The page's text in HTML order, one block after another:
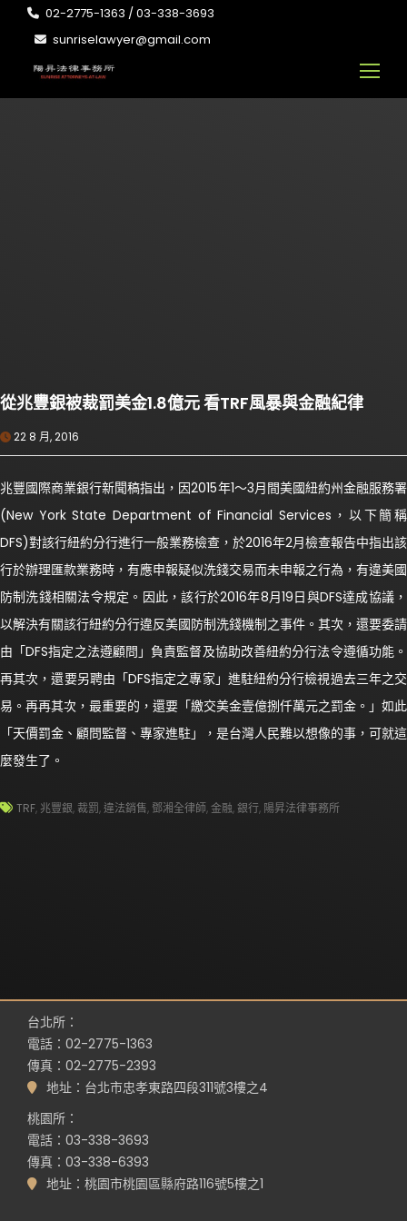
02-2775-1363 / 03-338-3693
sunriselawyer@gmail.com
從兆豐銀被裁罰美金1.8億元 看TRF風暴與金融紀律
22 8 月, 2016
兆豐國際商業銀行新聞稿指出，因2015年1～3月間美國紐約州金融服務署
(New York State Department of Financial Services，以下簡稱
DFS)對該行紐約分行進行一般業務檢查，於2016年2月檢查報告中指出該
行於辦理匯款業務時，有應申報疑似洗錢交易而未申報之行為，有違美國
防制洗錢相關法令規定。因此，該行於2016年8月19日與DFS達成協議，
以解決有關該行紐約分行違反美國防制洗錢機制之事件。其次，還要委請
由「DFS指定之法遵顧問」負責監督及協助改善紐約分行法令遵循功能。
再其次，還要另聘由「DFS指定之專家」進駐紐約分行檢視過去三年之交
易。再再其次，最重要的，還要「繳交美金壹億捌仟萬元之罰金。」如此
「天價罰金、顧問監督、專家進駐」，是台灣人民難以想像的事，可就這
麼發生了。
TRF, 兆豐銀,裁罰,違法銷售, 鄧湘全律師,金融, 銀行, 陽昇法律事務所
台北所：
電話：02-2775-1363
傳真：02-2775-2393
地址：台北市忠孝東路四段311號3樓之4
桃園所：
電話：03-338-3693
傳真：03-338-6393
地址：桃園市桃園區縣府路116號5樓之1